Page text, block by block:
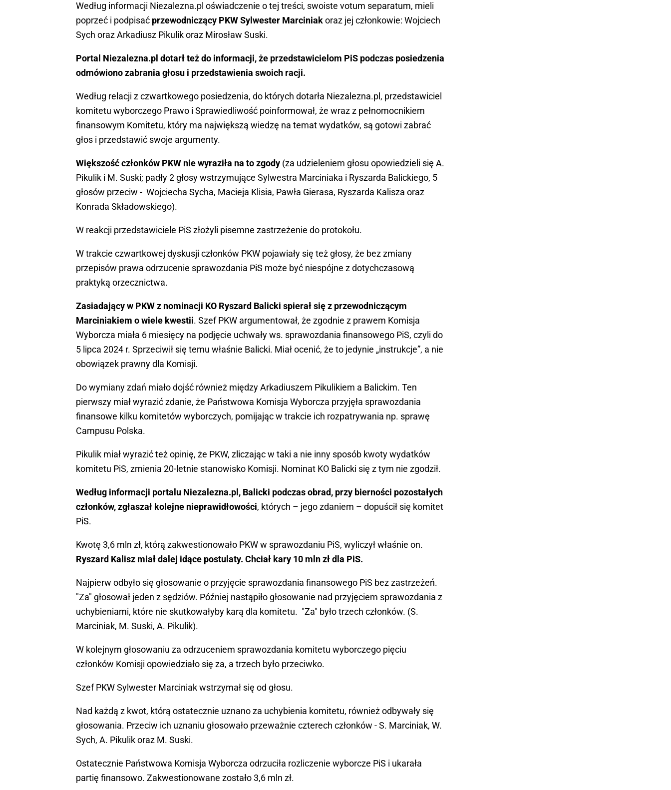
Według informacji Niezalezna.pl oświadczenie o tej treści, swoiste votum separatum, mieli
poprzeć i podpisać przewodniczący PKW Sylwester Marciniakoraz jej członkowie: Wojciech
Sych oraz Arkadiusz Pikulik oraz Mirosław Suski.
Portal Niezalezna.pl dotarł też do informacji, że przedstawicielom PiS podczas posiedzenia
odmówiono zabrania głosu i przedstawienia swoich racji.
Według relacji z czwartkowego posiedzenia, do których dotarła Niezalezna.pl, przedstawiciel
komitetu wyborczego Prawo i Sprawiedliwość poinformował, że wraz z pełnomocnikiem
finansowym Komitetu, który ma największą wiedzę na temat wydatków, są gotowi zabrać
głos i przedstawić swoje argumenty.
Większość członków PKW nie wyraziła na to zgody (za udzieleniem głosu opowiedzieli się A.
Pikulik i M. Suski; padły 2 głosy wstrzymujące Sylwestra Marciniaka i Ryszarda Balickiego, 5
głosów przeciw - Wojciecha Sycha, Macieja Klisia, Pawła Gierasa, Ryszarda Kalisza oraz
Konrada Składowskiego).
W reakcji przedstawiciele PiS złożyli pisemne zastrzeżenie do protokołu.
W trakcie czwartkowej dyskusji członków PKW pojawiały się też głosy, że bez zmiany
przepisów prawa odrzucenie sprawozdania PiS może być niespójne z dotychczasową
praktyką orzecznictwa.
Zasiadający w PKW z nominacji KO Ryszard Balicki spierał się z przewodniczącym
Marciniakiem o wiele kwestii. Szef PKW argumentował, że zgodnie z prawem Komisja
Wyborcza miała 6 miesięcy na podjęcie uchwały ws. sprawozdania finansowego PiS, czyli do
5 lipca 2024 r. Sprzeciwił się temu właśnie Balicki. Miał ocenić, że to jedynie „instrukcje”, a nie
obowiązek prawny dla Komisji.
Do wymiany zdań miało dojść również między Arkadiuszem Pikulikiem a Balickim. Ten
pierwszy miał wyrazić zdanie, że Państwowa Komisja Wyborcza przyjęła sprawozdania
finansowe kilku komitetów wyborczych, pomijając w trakcie ich rozpatrywania np. sprawę
Campusu Polska.
Pikulik miał wyrazić też opinię, że PKW, zliczając w taki a nie inny sposób kwoty wydatków
komitetu PiS, zmienia 20-letnie stanowisko Komisji. Nominat KO Balicki się z tym nie zgodził.
Według informacji portalu Niezalezna.pl, Balicki podczas obrad, przy bierności pozostałych
członków, zgłaszał kolejne nieprawidłowości, których – jego zdaniem – dopuścił się komitet
PiS.
Kwotę 3,6 mln zł, którą zakwestionowało PKW w sprawozdaniu PiS, wyliczył właśnie on.
Ryszard Kalisz miał dalej idące postulaty. Chciał kary 10 mln zł dla PiS.
Najpierw odbyło się głosowanie o przyjęcie sprawozdania finansowego PiS bez zastrzeżeń.
"Za" głosował jeden z sędziów. Później nastąpiło głosowanie nad przyjęciem sprawozdania z
uchybieniami, które nie skutkowałyby karą dla komitetu. "Za" było trzech członków. (S.
Marciniak, M. Suski, A. Pikulik).
W kolejnym głosowaniu za odrzuceniem sprawozdania komitetu wyborczego pięciu
członków Komisji opowiedziało się za, a trzech było przeciwko.
Szef PKW Sylwester Marciniak wstrzymał się od głosu.
Nad każdą z kwot, którą ostatecznie uznano za uchybienia komitetu, również odbywały się
głosowania. Przeciw ich uznaniu głosowało przeważnie czterech członków - S. Marciniak, W.
Sych, A. Pikulik oraz M. Suski.
Ostatecznie Państwowa Komisja Wyborcza odrzuciła rozliczenie wyborcze PiS i ukarała
partię finansowo. Zakwestionowane zostało 3,6 mln zł.